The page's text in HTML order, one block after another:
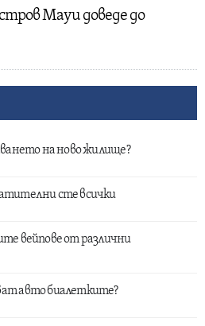
Мауи доведе до
на ново жилище?
сте всички
вейпове от различни
авто биалетките?